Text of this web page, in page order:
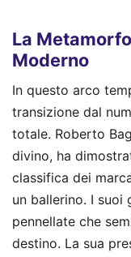
La
Moderno
In questo arco
transizione dal
totale. Roberto
divino, ha
classifica dei
un ballerino. I suoi
pennellate che
destino. La sua